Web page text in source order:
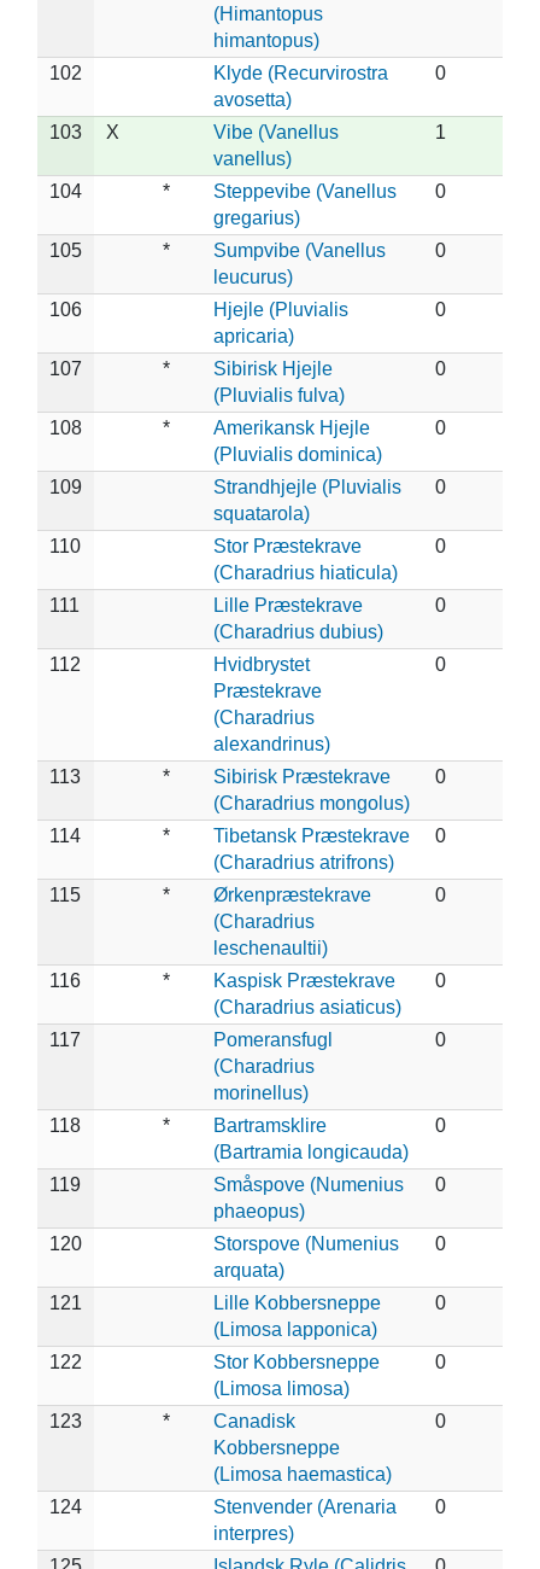
(Himantopus
himantopus)
102
Klyde (Recurvirostra
avosetta)
0
103 X
Vibe (Vanellus
vanellus)
1
104 *
Steppevibe (Vanellus
gregarius)
0
105 *
Sumpvibe (Vanellus
leucurus)
0
106
Hjejle (Pluvialis
apricaria)
0
107 *
Sibirisk Hjejle
(Pluvialis fulva)
0
108 *
Amerikansk Hjejle
(Pluvialis dominica)
0
109
Strandhjejle (Pluvialis
squatarola)
0
110
Stor Præstekrave
(Charadrius hiaticula)
0
111
Lille Præstekrave
(Charadrius dubius)
0
112
Hvidbrystet
Præstekrave
(Charadrius
alexandrinus)
0
113 *
Sibirisk Præstekrave
(Charadrius mongolus)
0
114 *
Tibetansk Præstekrave
(Charadrius atrifrons)
0
115 *
Ørkenpræstekrave
(Charadrius
leschenaultii)
0
116 *
Kaspisk Præstekrave
(Charadrius asiaticus)
0
117
Pomeransfugl
(Charadrius
morinellus)
0
118 *
Bartramsklire
(Bartramia longicauda)
0
119
Småspove (Numenius
phaeopus)
0
120
Storspove (Numenius
arquata)
0
121
Lille Kobbersneppe
(Limosa lapponica)
0
122
Stor Kobbersneppe
(Limosa limosa)
0
123 *
Canadisk
Kobbersneppe
(Limosa haemastica)
0
124
Stenvender (Arenaria
interpres)
0